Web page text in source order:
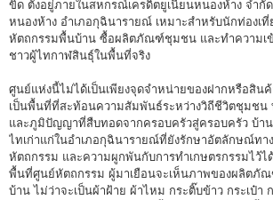
ขิด ตั้งอยู่ภายในสหกรณ์เครดิตยูเนี่ยนหนองห้าง จำกั
หนองห้าง อำเภอกุฉินารายณ์ เหมาะสำหรับนักท่องเ
หัตถกรรมพื้นบ้าน ซื้อผลิตภัณฑ์ชุมชน และทำความเ
ชาวผู้ไทกาฬสินธุ์ในพื้นที่จริง
ศูนย์แห่งนี้ไม่ได้เป็นเพียงจุดจำหน่ายของฝากหรือสิน
เป็นพื้นที่ที่สะท้อนความสัมพันธ์ระหว่างวิถีชีวิตชุมชน
และภูมิปัญญาที่สืบทอดจากครอบครัวสู่ครอบครัว บ้า
ไทเก่าแก่ในอำเภอกุฉินารายณ์ที่ยังรักษาอัตลักษณ์ทา
หัตถกรรม และความผูกพันกับการทำเกษตรกรรมไว้ไ
พื้นที่ศูนย์หัตถกรรม ผู้มาเยือนจะเห็นภาพของผลิตภั
บ้าน ไม่ว่าจะเป็นผ้าฝ้าย ผ้าไหม กระติ๊บข้าว กระเป๋า